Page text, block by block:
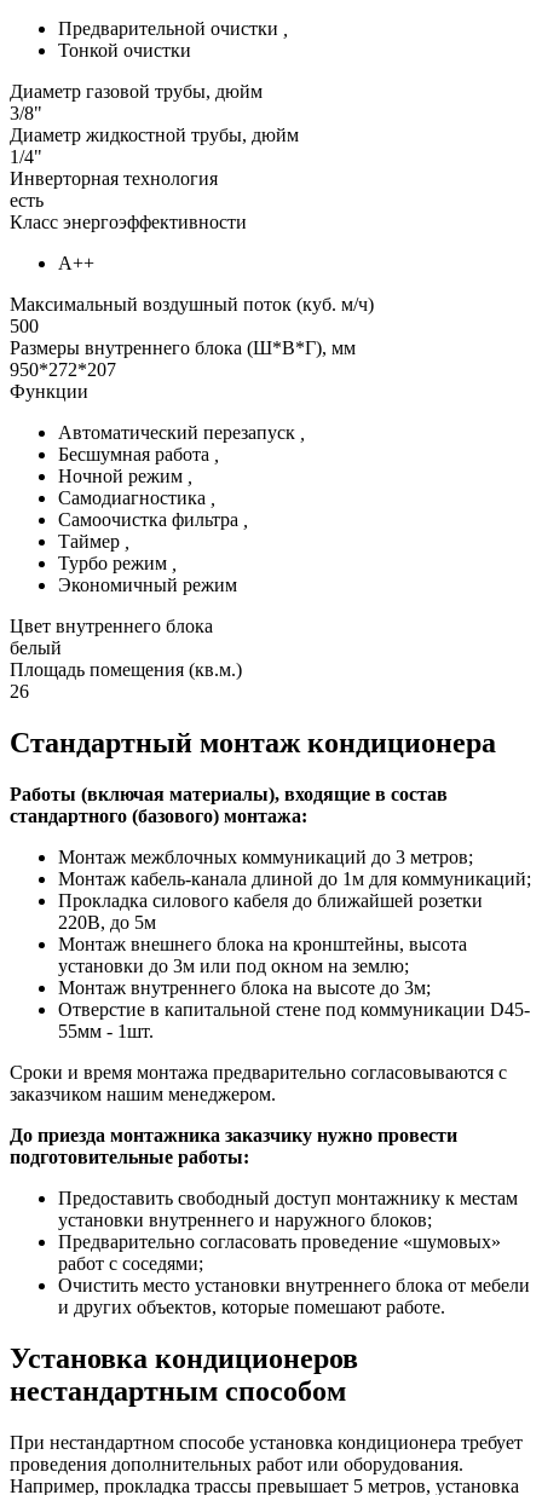
Предварительной очистки
Тонкой очистки
Диаметр газовой трубы, дюйм
3/8"
Диаметр жидкостной трубы, дюйм
1/4"
Инверторная технология
есть
Класс энергоэффективности
А++
Максимальный воздушный поток (куб. м/ч)
500
Размеры внутреннего блока (Ш*В*Г), мм
950*272*207
Функции
Автоматический перезапуск
Бесшумная работа
Ночной режим
Самодиагностика
Самоочистка фильтра
Таймер
Турбо режим
Экономичный режим
Цвет внутреннего блока
белый
Площадь помещения (кв.м.)
26
Стандартный монтаж кондиционера
Работы (включая материалы), входящие в состав
стандартного (базового) монтажа:
Монтаж межблочных коммуникаций до 3 метров;
Монтаж кабель-канала длиной до 1м для коммуникаций;
Прокладка силового кабеля до ближайшей розетки
220В, до 5м
Монтаж внешнего блока на кронштейны, высота
установки до 3м или под окном на землю;
Монтаж внутреннего блока на высоте до 3м;
Отверстие в капитальной стене под коммуникации D45-
55мм - 1шт.
Сроки и время монтажа предварительно согласовываются с
заказчиком нашим менеджером.
До приезда монтажника заказчику нужно провести
подготовительные работы:
Предоставить свободный доступ монтажнику к местам
установки внутреннего и наружного блоков;
Предварительно согласовать проведение «шумовых»
работ с соседями;
Очистить место установки внутреннего блока от мебели
и других объектов, которые помешают работе.
Установка кондиционеров
нестандартным способом
При нестандартном способе установка кондиционера требует
проведения дополнительных работ или оборудования.
Например, прокладка трассы превышает 5 метров, установка